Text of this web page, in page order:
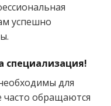
успешно
специализация!
для
часто обращаются